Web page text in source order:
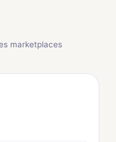
marketplaces